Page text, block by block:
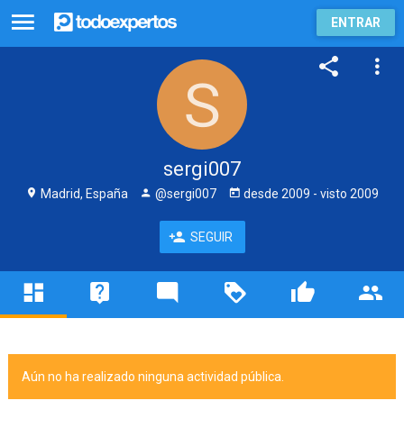
ENTRAR
sergi007
Madrid, España @sergi007 desde 2009 - visto 2009
SEGUIR
Aún no ha realizado ninguna actividad pública.